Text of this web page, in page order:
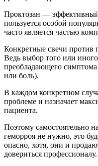
Проктозан —
пользуется особой
часто является частью
Конкретные свечи против
Ведь выбор того или иного
преобладающего симптома
или боль).
В каждом конкретном
проблеме и назначает
пациента.
Поэтому самостоятельно
геморроя не нужно, это
опасно, хотя, они и
довериться профессионалу.